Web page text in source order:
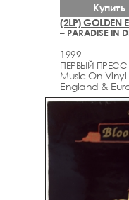
(2LP) GOLDEN
– PARADISE IN
1999
ПЕРВЫЙ ПРЕСС
Music On Vinyl
England &
Купить